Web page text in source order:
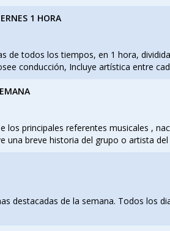
1 HORA
de todos los tiempos, en 1 hora,
conducción, Incluye artística entre
los principales referentes musicales ,
una breve historia del grupo o artista del
destacadas de la semana. Todos los